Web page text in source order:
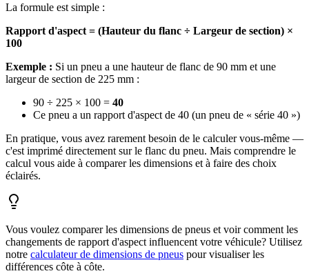
La formule est simple :
Rapport d'aspect = (Hauteur du flanc ÷ Largeur de section) ×
100
Exemple : Si un pneu a une hauteur de flanc de 90 mm et une
largeur de section de 225 mm :
90 ÷ 225 × 100 = 40
Ce pneu a un rapport d'aspect de 40 (un pneu de « série 40 »)
En pratique, vous avez rarement besoin de le calculer vous-même —
c'est imprimé directement sur le flanc du pneu. Mais comprendre le
calcul vous aide à comparer les dimensions et à faire des choix
éclairés.
Vous voulez comparer les dimensions de pneus et voir comment les
changements de rapport d'aspect influencent votre véhicule? Utilisez
notre calculateur de dimensions de pneus pour visualiser les
différences côte à côte.